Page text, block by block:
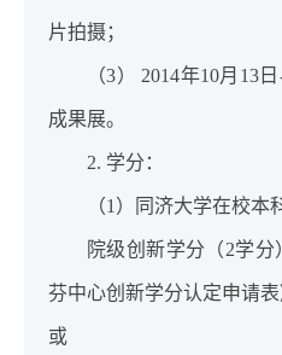
片拍摄；
（3） 2014年10月13
成果展。
2. 学分：
（1）同济大学在校本
院级创新学分（2学
芬中心创新学分认定申请
或